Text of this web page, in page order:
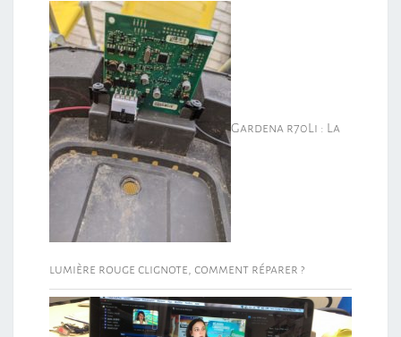
Gardena r70Li : La
lumière rouge clignote, comment réparer ?